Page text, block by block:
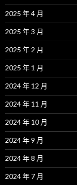
2025 年 4 月
2025 年 3 月
2025 年 2 月
2025 年 1 月
2024 年 12 月
2024 年 11 月
2024 年 10 月
2024 年 9 月
2024 年 8 月
2024 年 7 月